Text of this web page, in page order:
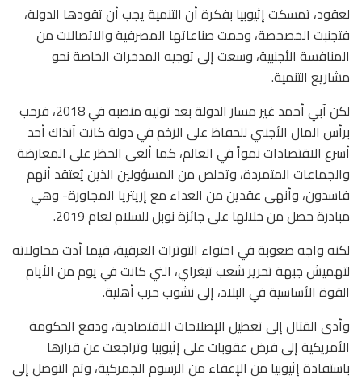
لعقود، تمسكت إثيوبيا بفكرة أن التنمية يجب أن تقودها الدولة،
فتجنبت الخصخصة، وحمت صناعاتها المصرفية والاتصالات من
المنافسة الأجنبية، وسعت إلى توجيه المدخرات الخاصة نحو
مشاريع التنمية.
لكن آبي أحمد غير مسار الدولة بعد توليه منصبه في 2018، فرحب
برأس المال الأجنبي للحفاظ على الزخم في دولة كانت آنذاك أحد
أسرع الاقتصادات نمواً في العالم، كما ألغى الحظر على المعارضة
والجماعات المتمردة، وتخلص من المسؤولين الذين يُعتقد أنهم
فاسدون، وأنهى عقدين من العداء مع إريتريا المجاورة- وهي
مبادرة حصل من خلالها على جائزة نوبل للسلام لعام 2019.
لكنه واجه صعوبة في احتواء التوترات العرقية، فيما أدت محاولاته
لتهميش جبهة تحرير شعب تيغراي، التي كانت في يوم من الأيام
القوة الأساسية في البلاد، إلى نشوب حرب أهلية.
وأدى القتال إلى تعطيل الإصلاحات الاقتصادية، ودفع الحكومة
الأمريكية إلى فرض عقوبات على إثيوبيا وتراجعت عن قرارها
باستفادة إثيوبيا من الإعفاء من الرسوم الجمركية، وتم التوصل إلى